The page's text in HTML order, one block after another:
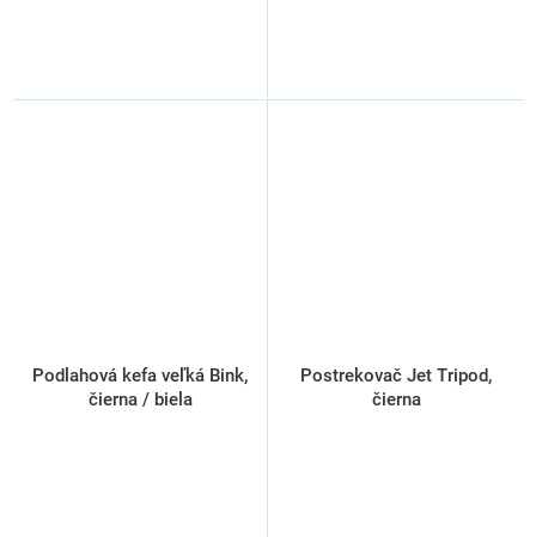
Podlahová kefa veľká Bink,
čierna / biela
Postrekovač Jet Tripod,
čierna